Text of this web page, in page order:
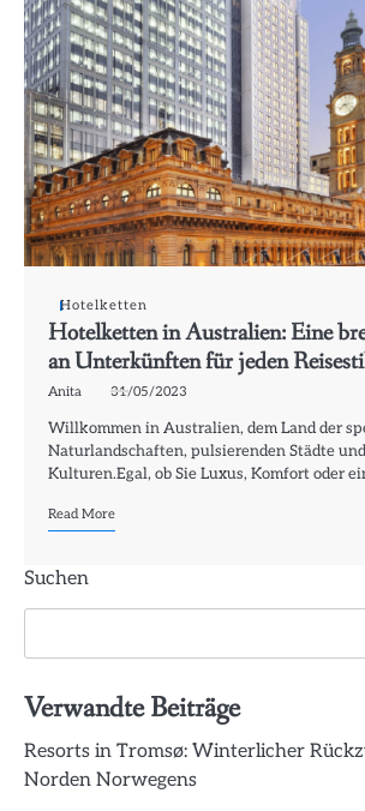
Hotelketten
Hotelketten in Australien: Eine
an Unterkünften für jeden
Anita 31/05/2023
Willkommen in Australien, dem Land der
Naturlandschaften, pulsierenden Städte
Kulturen.Egal, ob Sie Luxus, Komfort oder
Read More
Suchen
Verwandte Beiträge
Resorts in Tromsø: Winterlicher
Norden Norwegens